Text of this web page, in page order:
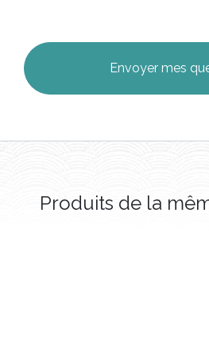
Produits de la